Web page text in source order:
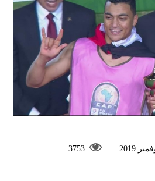
3753